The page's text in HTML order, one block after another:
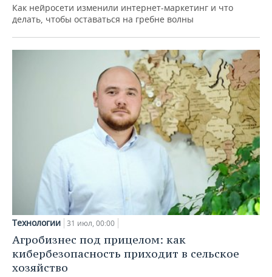
Как нейросети изменили интернет-маркетинг и что
делать, чтобы оставаться на гребне волны
Технологии 31 июл, 00:00
Агробизнес под прицелом: как
кибербезопасность приходит в сельское
хозяйство